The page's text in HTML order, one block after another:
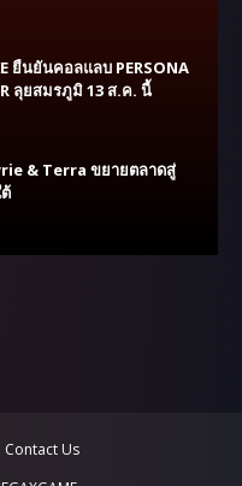
ยืนยันคอลแลบ PERSONA
ลุยสมรภูมิ 13 ส.ค. นี้
& Terra ขยายตลาดสู่
Contact Us